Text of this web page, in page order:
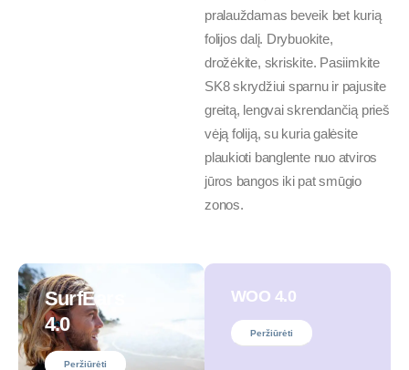
pralauždamas beveik bet kurią
folijos dalį. Drybuokite,
drožėkite, skriskite. Pasiimkite
SK8 skrydžiui sparnu ir pajusite
greitą, lengvai skrendančią prieš
vėją foliją, su kuria galėsite
plaukioti banglente nuo atviros
jūros bangos iki pat smūgio
zonos.
SurfEars
4.0
Peržiūrėti
WOO 4.0
Peržiūrėti